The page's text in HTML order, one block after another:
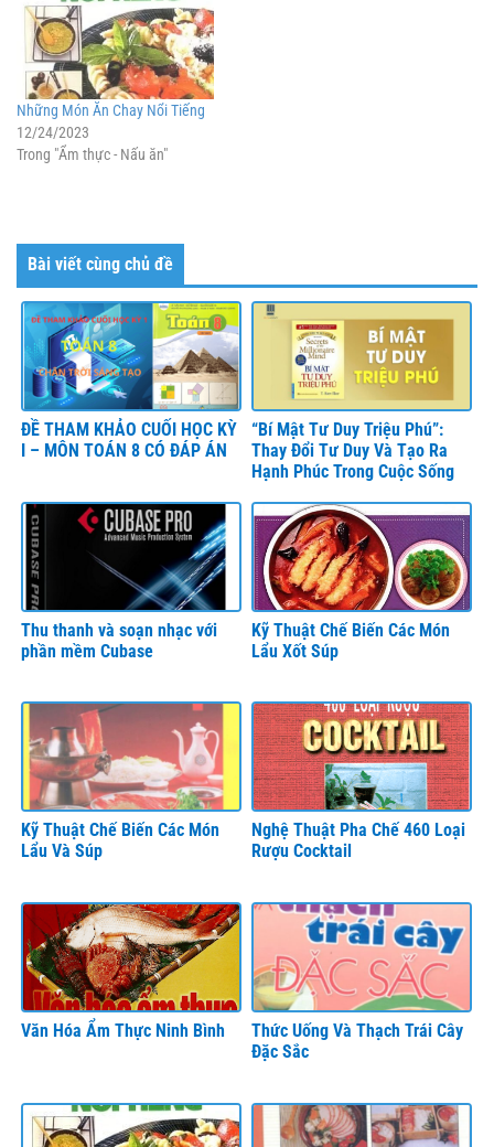
Những Món Ăn Chay Nổi Tiếng
12/24/2023
Trong "Ẩm thực - Nấu ăn"
Bài viết cùng chủ đề
ĐỀ THAM KHẢO CUỐI HỌC KỲ
I – MÔN TOÁN 8 CÓ ĐÁP ÁN
“Bí Mật Tư Duy Triệu Phú”:
Thay Đổi Tư Duy Và Tạo Ra
Hạnh Phúc Trong Cuộc Sống
Thu thanh và soạn nhạc với
phần mềm Cubase
Kỹ Thuật Chế Biến Các Món
Lẩu Xốt Súp
Kỹ Thuật Chế Biến Các Món
Lẩu Và Súp
Nghệ Thuật Pha Chế 460 Loại
Rượu Cocktail
Văn Hóa Ẩm Thực Ninh Bình
Thức Uống Và Thạch Trái Cây
Đặc Sắc